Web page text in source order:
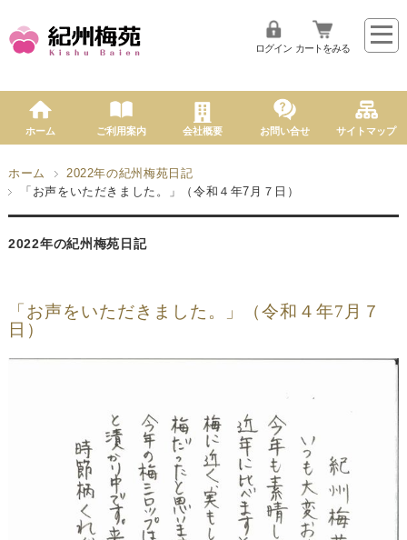
ログイン カートをみる
ホーム ご利用案内 会社概要 お問い合せ サイトマップ
ホーム
2022年の紀州梅苑日記
「お声をいただきました。」（令和４年7月７日）
2022年の紀州梅苑日記
「お声をいただきました。」（令和４年7月７
日）